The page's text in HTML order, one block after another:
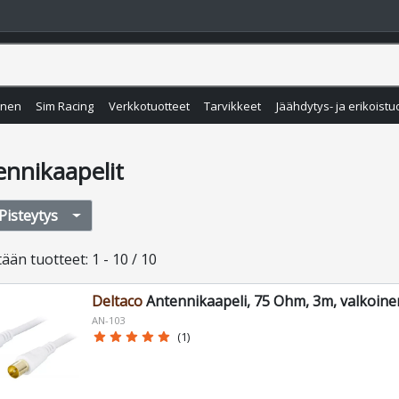
Sim Racing Verkkotuotteet Tarvikkeet Jäähdytys- ja
Pisteytys
tuotteet: 1 - 10 / 10
DeltacoAntennikaapeli, 75 Ohm, 3m,
AN-103
star star star star star (1)